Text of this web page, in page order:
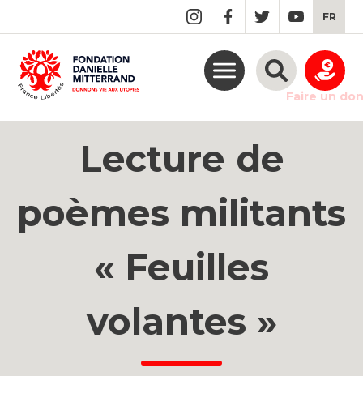
MAIN
CONTENT
FR
Faire un don
Lecture de
poèmes militants
« Feuilles
volantes »